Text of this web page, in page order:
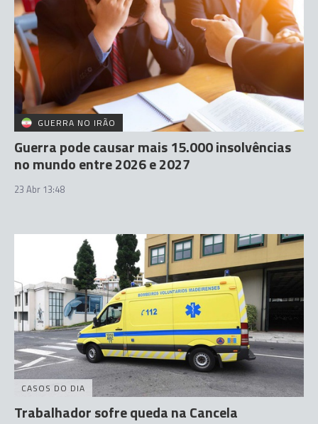
GUERRA NO IRÃO
Guerra pode causar mais 15.000 insolvências
no mundo entre 2026 e 2027
23 Abr 13:48
CASOS DO DIA
Trabalhador sofre queda na Cancela